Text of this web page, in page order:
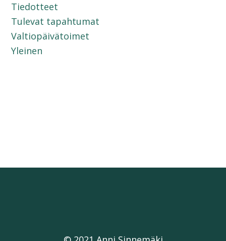
Tiedotteet
Tulevat tapahtumat
Valtiopäivätoimet
Yleinen